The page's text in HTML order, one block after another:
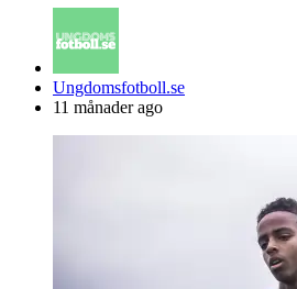
Posted
by
Ungdomsfotboll.se
11 månader ago